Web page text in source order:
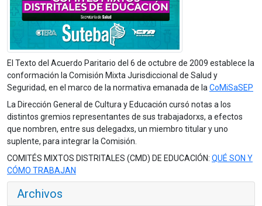
El Texto del Acuerdo Paritario del 6 de octubre de 2009 establece la
conformación la Comisión Mixta Jurisdiccional de Salud y
Seguridad, en el marco de la normativa emanada de la CoMiSaSEP
La Dirección General de Cultura y Educación cursó notas a los
distintos gremios representantes de sus trabajadorxs, a efectos
que nombren, entre sus delegadxs, un miembro titular y uno
suplente, para integrar la Comisión.
COMITÉS MIXTOS DISTRITALES (CMD) DE EDUCACIÓN: QUÉ SON Y
CÓMO TRABAJAN
Archivos